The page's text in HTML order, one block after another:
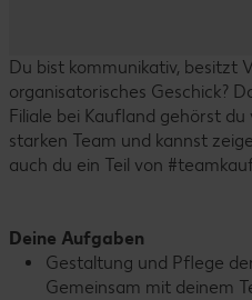
Du bist kommunikativ, besitzt
organisatorisches Geschick?
Filiale bei Kaufland gehörst
starken Team und kannst
auch du ein Teil von
Deine Aufgaben
Gestaltung und Pflege
Gemeinsam mit deinem